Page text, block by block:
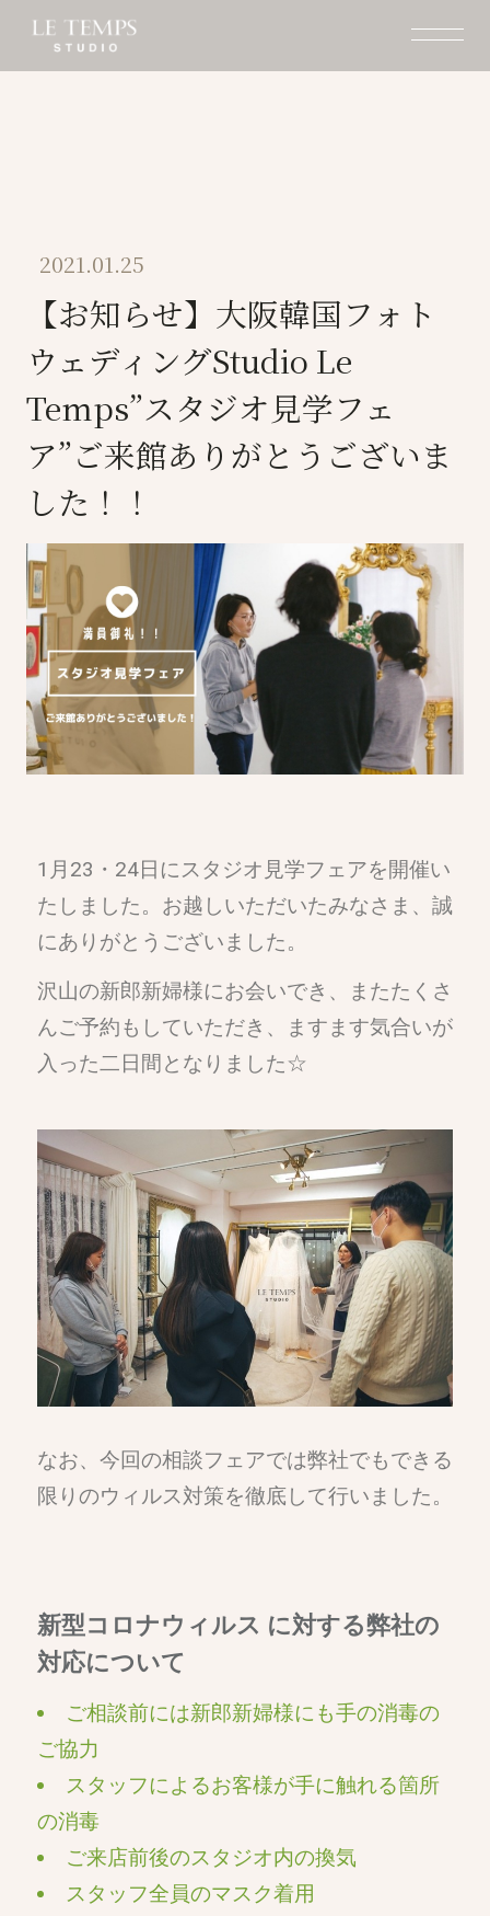
2021.01.25
【お知らせ】大阪韓国フォト
ウェディングStudio Le
Temps”スタジオ見学フェ
ア”ご来館ありがとうございま
した！！
1月23・24日にスタジオ見学フェアを開催い
たしました。お越しいただいたみなさま、誠
にありがとうございました。
沢山の新郎新婦様にお会いでき、またたくさ
んご予約もしていただき、ますます気合いが
入った二日間となりました☆
なお、今回の相談フェアでは弊社でもできる
限りのウィルス対策を徹底して行いました。
新型コロナウィルス に対する弊社の
対応について
ご相談前には新郎新婦様にも手の消毒の
ご協力
スタッフによるお客様が手に触れる箇所
の消毒
ご来店前後のスタジオ内の換気
スタッフ全員のマスク着用